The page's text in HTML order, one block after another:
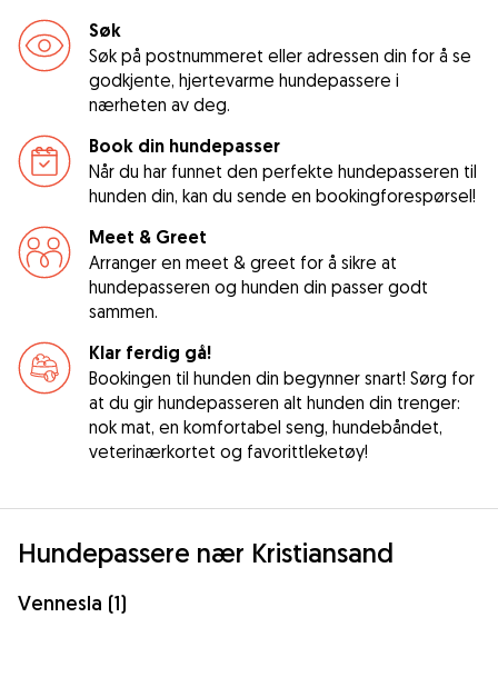
Søk
Søk på postnummeret eller adressen din for å se
godkjente, hjertevarme hundepassere i
nærheten av deg.
Book din hundepasser
Når du har funnet den perfekte hundepasseren til
hunden din, kan du sende en bookingforespørsel!
Meet & Greet
Arranger en meet & greet for å sikre at
hundepasseren og hunden din passer godt
sammen.
Klar ferdig gå!
Bookingen til hunden din begynner snart! Sørg for
at du gir hundepasseren alt hunden din trenger:
nok mat, en komfortabel seng, hundebåndet,
veterinærkortet og favorittleketøy!
Hundepassere nær Kristiansand
Vennesla (1)